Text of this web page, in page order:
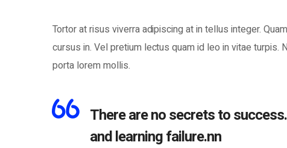
Tortor at risus viverra adipiscing at in tellus integer.
cursus in. Vel pretium lectus quam id leo in vitae
porta lorem mollis.
There are no secrets to
and learning failure.nn